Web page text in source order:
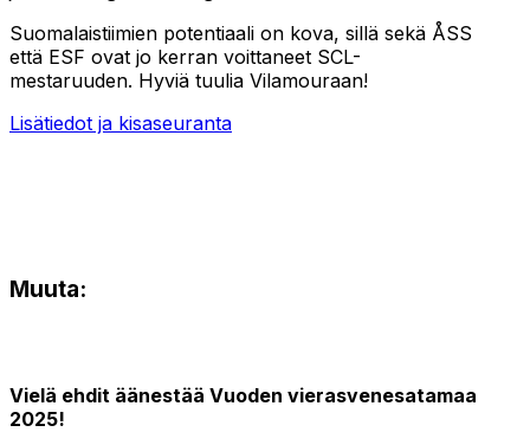
Suomalaistiimien potentiaali on kova, sillä sekä ÅSS
että ESF ovat jo kerran voittaneet SCL-
mestaruuden. Hyviä tuulia Vilamouraan!
Lisätiedot ja kisaseuranta
Muuta:
Vielä ehdit äänestää Vuoden vierasvenesatamaa
2025!